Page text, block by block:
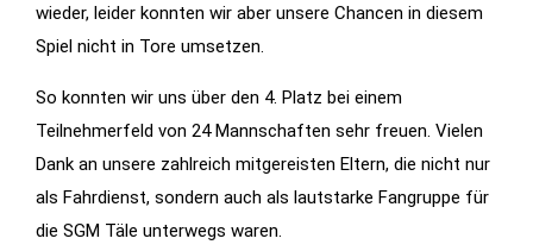
wieder, leider konnten wir aber unsere Chancen in diesem
Spiel nicht in Tore umsetzen.
So konnten wir uns über den 4. Platz bei einem
Teilnehmerfeld von 24 Mannschaften sehr freuen. Vielen
Dank an unsere zahlreich mitgereisten Eltern, die nicht nur
als Fahrdienst, sondern auch als lautstarke Fangruppe für
die SGM Täle unterwegs waren.